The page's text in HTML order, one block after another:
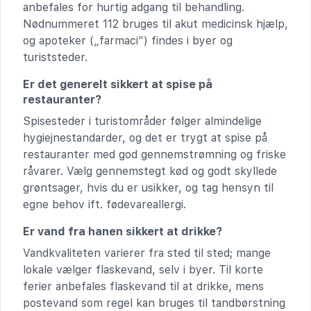
anbefales for hurtig adgang til behandling.
Nødnummeret 112 bruges til akut medicinsk hjælp,
og apoteker („farmaci“) findes i byer og
turiststeder.
Er det generelt sikkert at spise på
restauranter?
Spisesteder i turistområder følger almindelige
hygiejnestandarder, og det er trygt at spise på
restauranter med god gennemstrømning og friske
råvarer. Vælg gennemstegt kød og godt skyllede
grøntsager, hvis du er usikker, og tag hensyn til
egne behov ift. fødevareallergi.
Er vand fra hanen sikkert at drikke?
Vandkvaliteten varierer fra sted til sted; mange
lokale vælger flaskevand, selv i byer. Til korte
ferier anbefales flaskevand til at drikke, mens
postevand som regel kan bruges til tandbørstning